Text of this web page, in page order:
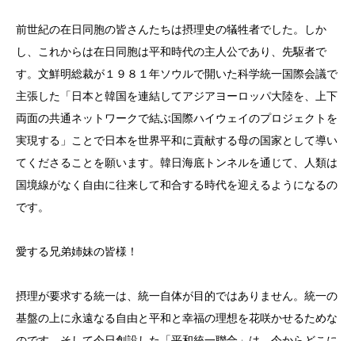
前世紀の在日同胞の皆さんたちは摂理史の犠牲者でした。しか
し、これからは在日同胞は平和時代の主人公であり、先駆者で
す。文鮮明総裁が１９８１年ソウルで開いた科学統一国際会議で
主張した「日本と韓国を連結してアジアヨーロッパ大陸を、上下
両面の共通ネットワークで結ぶ国際ハイウェイのプロジェクトを
実現する」ことで日本を世界平和に貢献する母の国家として導い
てくださることを願います。韓日海底トンネルを通じて、人類は
国境線がなく自由に往来して和合する時代を迎えるようになるの
です。
愛する兄弟姉妹の皆様！
摂理が要求する統一は、統一自体が目的ではありません。統一の
基盤の上に永遠なる自由と平和と幸福の理想を花咲かせるためな